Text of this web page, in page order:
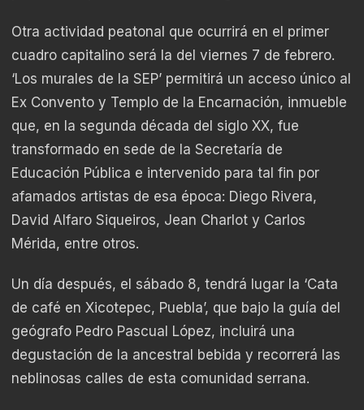
Otra actividad peatonal que ocurrirá en el primer
cuadro capitalino será la del viernes 7 de febrero.
‘Los murales de la SEP’ permitirá un acceso único al
Ex Convento y Templo de la Encarnación, inmueble
que, en la segunda década del siglo XX, fue
transformado en sede de la Secretaría de
Educación Pública e intervenido para tal fin por
afamados artistas de esa época: Diego Rivera,
David Alfaro Siqueiros, Jean Charlot y Carlos
Mérida, entre otros.
Un día después, el sábado 8, tendrá lugar la ‘Cata
de café en Xicotepec, Puebla’, que bajo la guía del
geógrafo Pedro Pascual López, incluirá una
degustación de la ancestral bebida y recorrerá las
neblinosas calles de esta comunidad serrana.